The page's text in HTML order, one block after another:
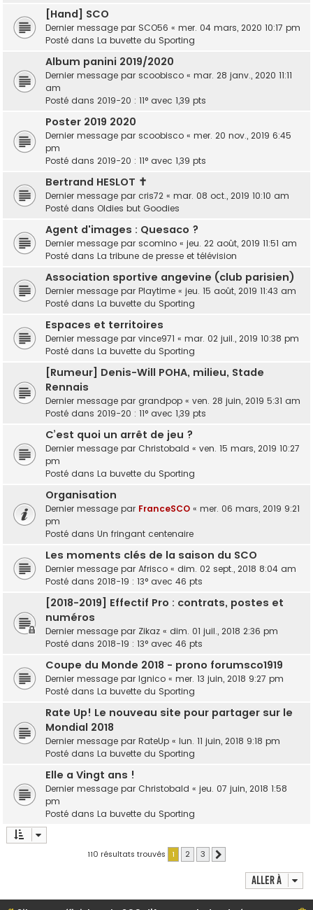
[Hand] SCO
Dernier message par SCO56 « mer. 04 mars, 2020 10:17 pm
Posté dans La buvette du Sporting
Album panini 2019/2020
Dernier message par scoobisco « mar. 28 janv., 2020 11:11
am
Posté dans 2019-20 : 11° avec 1,39 pts
Poster 2019 2020
Dernier message par scoobisco « mer. 20 nov., 2019 6:45
pm
Posté dans 2019-20 : 11° avec 1,39 pts
Bertrand HESLOT ✝︎
Dernier message par cris72 « mar. 08 oct., 2019 10:10 am
Posté dans Oldies but Goodies
Agent d'images : Quesaco ?
Dernier message par scomino « jeu. 22 août, 2019 11:51 am
Posté dans La tribune de presse et télévision
Association sportive angevine (club parisien)
Dernier message par Playtime « jeu. 15 août, 2019 11:43 am
Posté dans La buvette du Sporting
Espaces et territoires
Dernier message par vince971 « mar. 02 juil., 2019 10:38 pm
Posté dans La buvette du Sporting
[Rumeur] Denis-Will POHA, milieu, Stade
Rennais
Dernier message par grandpop « ven. 28 juin, 2019 5:31 am
Posté dans 2019-20 : 11° avec 1,39 pts
C’est quoi un arrêt de jeu ?
Dernier message par Christobald « ven. 15 mars, 2019 10:27
pm
Posté dans La buvette du Sporting
Organisation
Dernier message par FranceSCO « mer. 06 mars, 2019 9:21
pm
Posté dans Un fringant centenaire
Les moments clés de la saison du SCO
Dernier message par Afrisco « dim. 02 sept., 2018 8:04 am
Posté dans 2018-19 : 13° avec 46 pts
[2018-2019] Effectif Pro : contrats, postes et
numéros
Dernier message par Zikaz « dim. 01 juil., 2018 2:36 pm
Posté dans 2018-19 : 13° avec 46 pts
Coupe du Monde 2018 - prono forumsco1919
Dernier message par lgnico « mer. 13 juin, 2018 9:27 pm
Posté dans La buvette du Sporting
Rate Up! Le nouveau site pour partager sur le
Mondial 2018
Dernier message par RateUp « lun. 11 juin, 2018 9:18 pm
Posté dans La buvette du Sporting
Elle a Vingt ans !
Dernier message par Christobald « jeu. 07 juin, 2018 1:58
pm
Posté dans La buvette du Sporting
110 résultats trouvés 1 2 3
Aller à